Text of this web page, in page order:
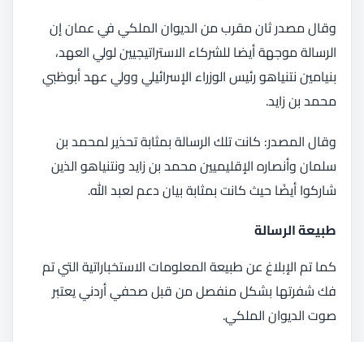
وقال مصدر ثان مقرب من الديوان الملكي في عمان إن
الرسالة موجهة أيضا للشركاء الاستراتيجيين لولي العهد،
بنيامين نتنياهو رئيس الوزراء الإسرائيلي وولي عهد أبوظبي
محمد بن زايد.
وقال المصدر: كانت تلك الرسالة بمثابة تحذير لمحمد بن
سلمان وأنصاره الإقليميين محمد بن زايد ونتنياهو الذين
شاركوا أيضًا حيث كانت بمثابة بيان دعم لعبد الله.
طبيعة الرسالة
كما تم الإبلاغ عن طبيعة المعلومات الاستخباراتية التي تم
فك شفرتها بشكل منفصل من قبل صحفي أردني يعتبر
صوت الديوان الملكي.